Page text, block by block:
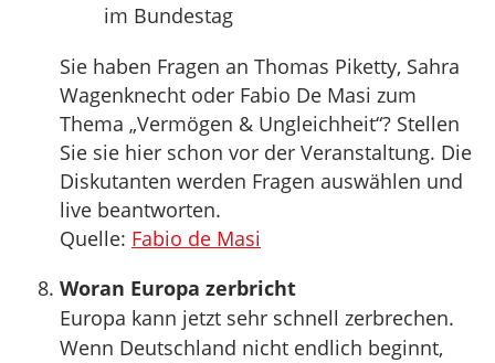
im Bundestag
Sie haben Fragen an Thomas Piketty, Sahra
Wagenknecht oder Fabio De Masi zum
Thema „Vermögen & Ungleichheit“? Stellen
Sie sie hier schon vor der Veranstaltung. Die
Diskutanten werden Fragen auswählen und
live beantworten.
Quelle: Fabio de Masi
Woran Europa zerbricht
Europa kann jetzt sehr schnell zerbrechen.
Wenn Deutschland nicht endlich beginnt,